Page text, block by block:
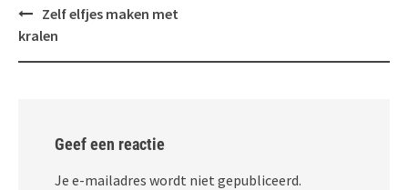
Bericht
navigatie
Zelf elfjes maken met
kralen
Geef een reactie
Je e-mailadres wordt niet gepubliceerd.